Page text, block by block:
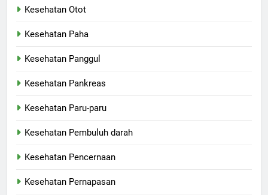
Kesehatan Otot
Kesehatan Paha
Kesehatan Panggul
Kesehatan Pankreas
Kesehatan Paru-paru
Kesehatan Pembuluh darah
Kesehatan Pencernaan
Kesehatan Pernapasan